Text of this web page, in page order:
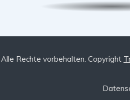
Alle Rechte vorbehalten. Copyright